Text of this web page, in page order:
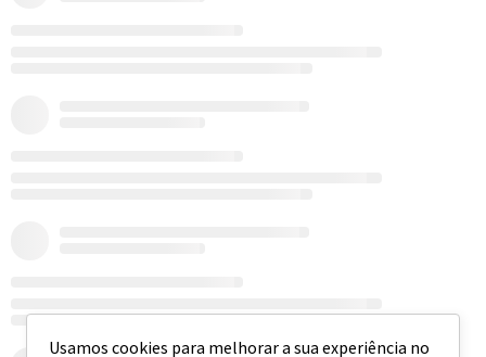
Usamos cookies para melhorar a sua experiência no